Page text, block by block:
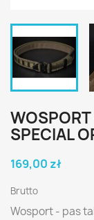
SPECIAL
169,00 zł
Brutto
Wosport - pas